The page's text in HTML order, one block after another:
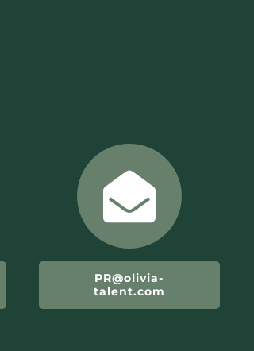
PR@olivia-
talent.com